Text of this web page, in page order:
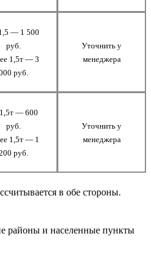
— 1 500
руб.
1,5т — 3
руб.
Уточнить у
менеджера
— 600
руб.
1,5т — 1
руб.
Уточнить у
менеджера
в обе стороны.
районы и населенные пункты